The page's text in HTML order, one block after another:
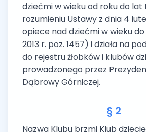
dziećmi w wieku od roku do
rozumieniu Ustawy z dnia 4
opiece nad dziećmi w wieku do
2013 r. poz. 1457) i działa na
do rejestru żłobków i klubów
prowadzonego przez
Dąbrowy Górniczej.
§ 2
Nazwa Klubu brzmi Klub